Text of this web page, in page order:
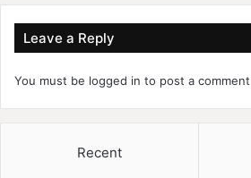
Leave a Reply
You must be logged in to post a
Recent